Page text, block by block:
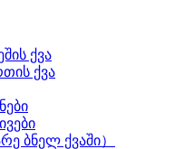
ქვა
ქვა
ბნელ ქვაში）